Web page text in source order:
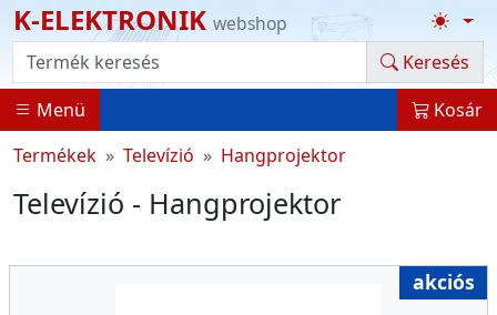
K-ELEKTRONIK webshop
Termék kereső
Keresés
Menü
Kosár
Termékek
Televízió Hangprojektor
Televízió - Hangprojektor
akciós